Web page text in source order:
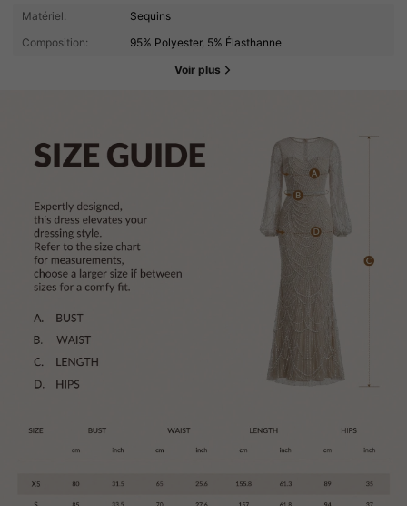
Matériel:
Sequins
Composition:
95% Polyester, 5% Élasthanne
Voir plus